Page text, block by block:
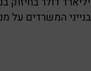
המשרדים על